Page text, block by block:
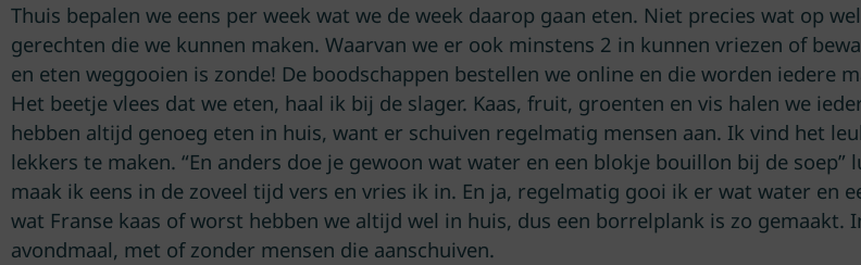
Thuis bepalen we eens per week wat we de week daarop gaan eten. Niet precies wat op
gerechten die we kunnen maken. Waarvan we er ook minstens 2 in kunnen vriezen of
en eten weggooien is zonde! De boodschappen bestellen we online en die worden iedere
Het beetje vlees dat we eten, haal ik bij de slager. Kaas, fruit, groenten en vis halen we
hebben altijd genoeg eten in huis, want er schuiven regelmatig mensen aan. Ik vind het
lekkers te maken. “En anders doe je gewoon wat water en een blokje bouillon bij de
maak ik eens in de zoveel tijd vers en vries ik in. En ja, regelmatig gooi ik er wat water en
wat Franse kaas of worst hebben we altijd wel in huis, dus een borrelplank is zo gemaakt.
avondmaal, met of zonder mensen die aanschuiven.